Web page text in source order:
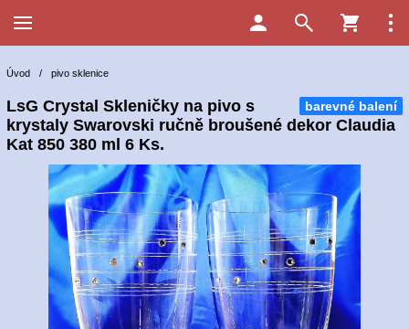
Úvod / pivo sklenice
barevné balení
LsG Crystal Skleničky na pivo s
krystaly Swarovski ručně broušené dekor Claudia
Kat 850 380 ml 6 Ks.